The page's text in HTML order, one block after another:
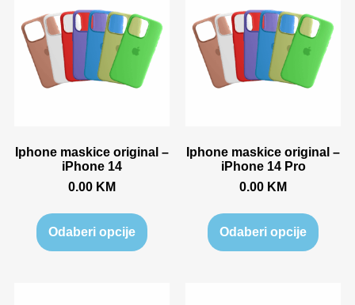
Iphone maskice original –
iPhone 14
0.00 KM
Odaberi opcije
Iphone maskice original –
iPhone 14 Pro
0.00 KM
Odaberi opcije